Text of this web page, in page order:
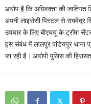
आरोप है कि अधिवक्ता की जातिगत
अपनी लाइसेंसी पिस्टल से राघवेंद्र
उपचार के लिए बीएचयू के ट्रॉमा
इस संबंध में लालपुर पांडेयपुर थाना
जा रही है। आरोपी पुलिस की